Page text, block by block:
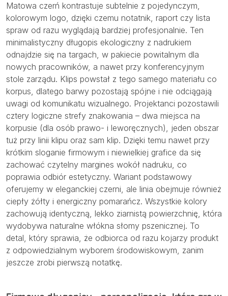
Matowa czerń kontrastuje subtelnie z pojedynczym,
kolorowym logo, dzięki czemu notatnik, raport czy lista
spraw od razu wyglądają bardziej profesjonalnie. Ten
minimalistyczny długopis ekologiczny z nadrukiem
odnajdzie się na targach, w pakiecie powitalnym dla
nowych pracowników, a nawet przy konferencyjnym
stole zarządu. Klips powstał z tego samego materiału co
korpus, dlatego barwy pozostają spójne i nie odciągają
uwagi od komunikatu wizualnego. Projektanci pozostawili
cztery logiczne strefy znakowania – dwa miejsca na
korpusie (dla osób prawo- i leworęcznych), jeden obszar
tuż przy linii klipu oraz sam klip. Dzięki temu nawet przy
krótkim sloganie firmowym i niewielkiej grafice da się
zachować czytelny margines wokół nadruku, co
poprawia odbiór estetyczny. Wariant podstawowy
oferujemy w eleganckiej czerni, ale linia obejmuje również
ciepły żółty i energiczny pomarańcz. Wszystkie kolory
zachowują identyczną, lekko ziarnistą powierzchnię, która
wydobywa naturalne włókna słomy pszenicznej. To
detal, który sprawia, że odbiorca od razu kojarzy produkt
z odpowiedzialnym wyborem środowiskowym, zanim
jeszcze zrobi pierwszą notatkę.